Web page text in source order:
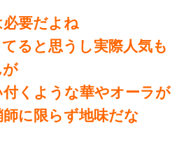
要だよね
ると思うし実際人気も
が
くような華やオーラが
に限らず地味だな